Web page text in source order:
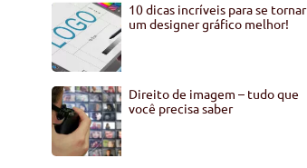
10 dicas incríveis para se tornar
um designer gráfico melhor!
Direito de imagem – tudo que
você precisa saber